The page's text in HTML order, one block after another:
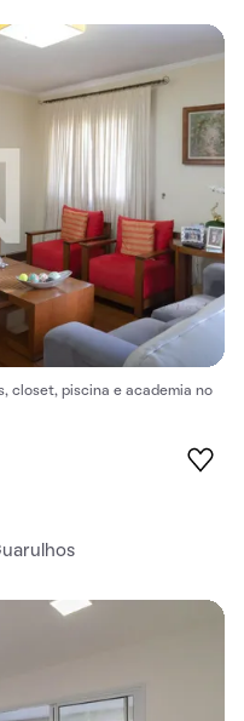
closet, piscina e academia no